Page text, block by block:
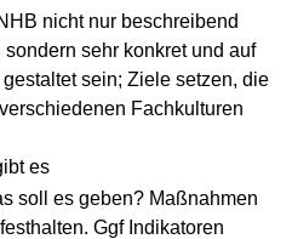
nicht nur beschreibend
sehr konkret und auf
sein; Ziele setzen, die
Fachkulturen
es
soll es geben? Maßnahmen
Ggf Indikatoren